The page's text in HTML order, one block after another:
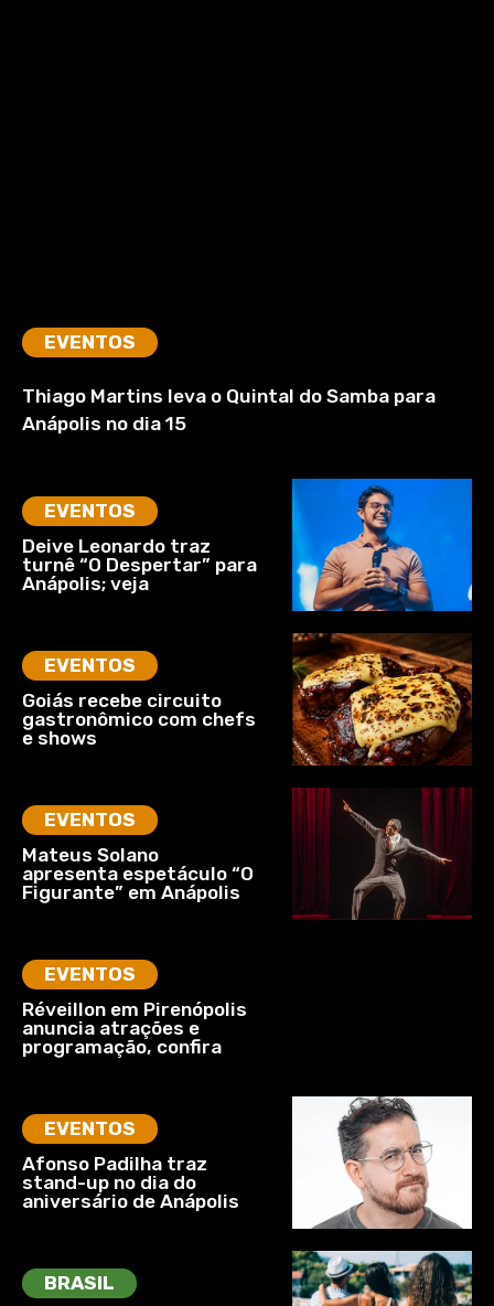
EVENTOS
Thiago Martins leva o Quintal do Samba para
Anápolis no dia 15
EVENTOS
Deive Leonardo traz
turnê “O Despertar” para
Anápolis; veja
EVENTOS
Goiás recebe circuito
gastronômico com chefs
e shows
EVENTOS
Mateus Solano
apresenta espetáculo “O
Figurante” em Anápolis
EVENTOS
Réveillon em Pirenópolis
anuncia atrações e
programação, confira
EVENTOS
Afonso Padilha traz
stand-up no dia do
aniversário de Anápolis
BRASIL